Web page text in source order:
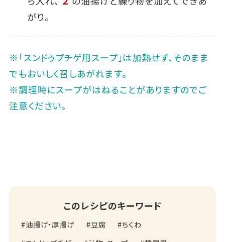
がり。
※「スンドゥブチゲ用スープ」は加熱せず、そのまま
でもおいしく召しあがれます。
※調理時にスープがはねることがありますのでご
注意ください。
このレシピのキーワード
油揚げ・厚揚げ 豆腐
ちくわ